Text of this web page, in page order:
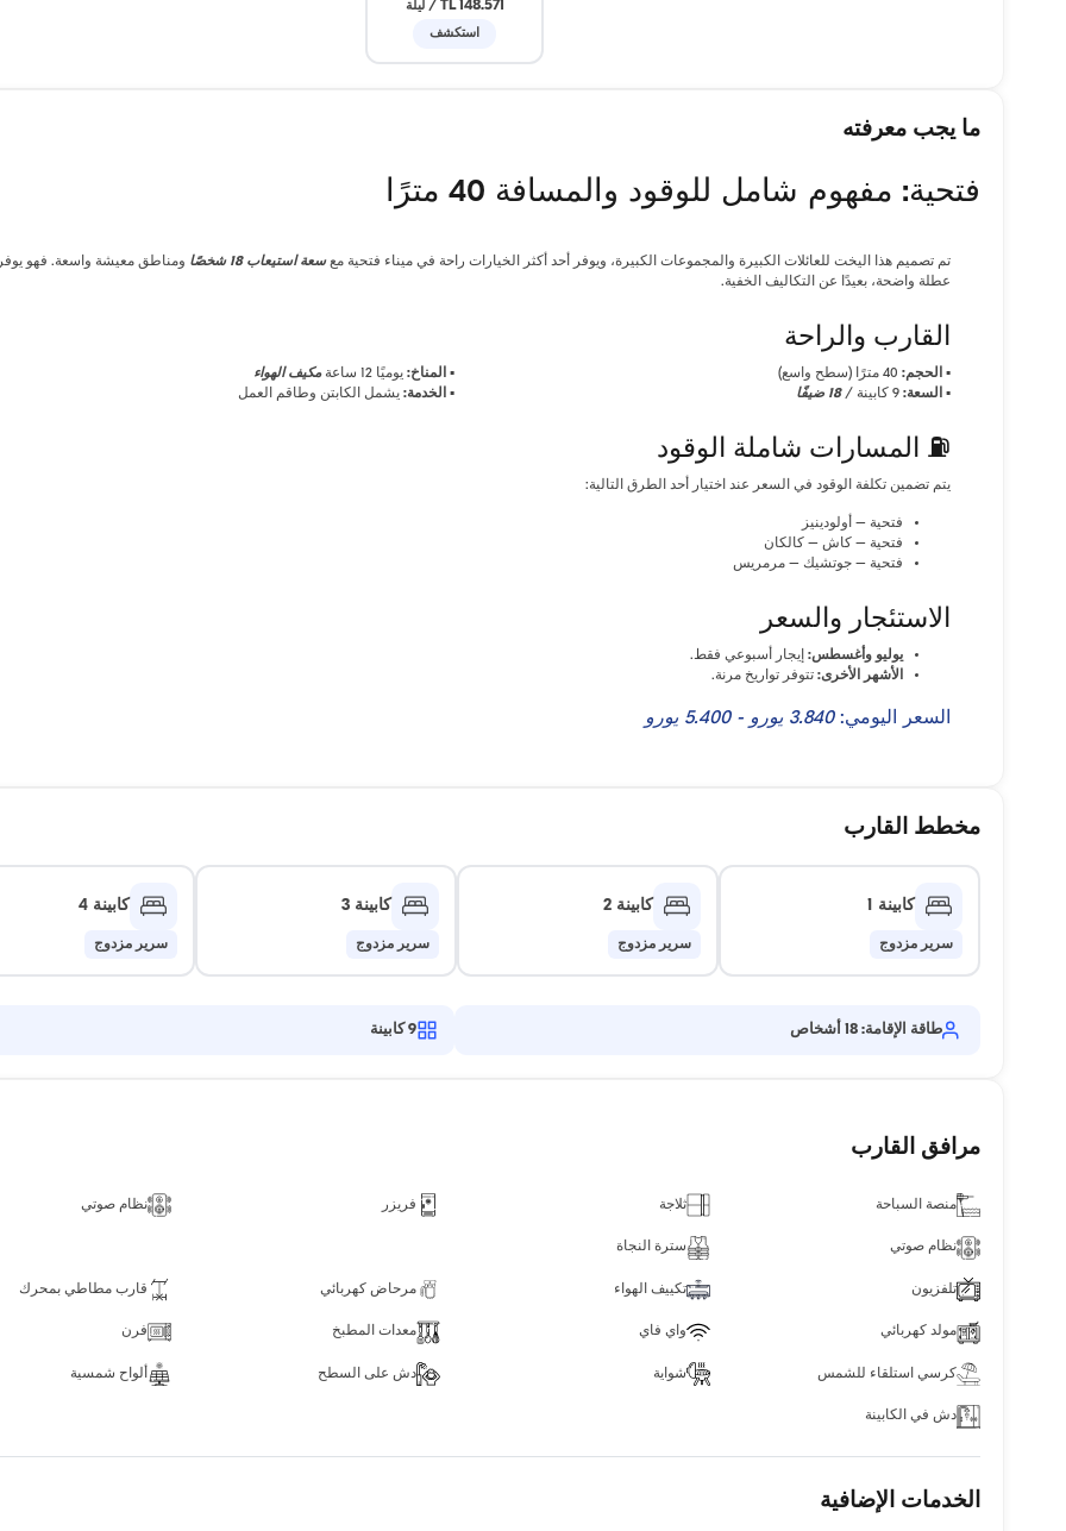
148.571 TL
/ليلة
استكشف
ما يجب معرفته
فتحية: مفهوم شامل للوقود والمسافة 40 مترًا
تم تصميم هذا اليخت للعائلات الكبيرة والمجموعات الكبيرة، ويوفر أحد أكثر الخيارات راحة في ميناء فتحية معسعة استيعاب 18 شخصًا
ومناطق معيشة واسعة. فهو
عطلة واضحة، بعيدًا عن التكاليف الخفية.
القارب والراحة
▪ الحجم:
▪ السعة: 18 ضيفًا
▪ المناخ: يوميًا 12 ساعة
مكيف الهواء
▪ الخدمة: يشمل الكابتن وطاقم العمل
⛽ المسارات شاملة الوقود
يتم تضمين تكلفة الوقود في السعر عند اختيار أحد الطرق التالية:
فتحية – أولودينيز
فتحية – كاش – كالكان
فتحية – جوتشيك – مرمريس
الاستئجار والسعر
يوليو وأغسطس: إيجار أسبوعي فقط.
الأشهر الأخرى: تتوفر تواريخ مرنة.
السعر اليومي:3.840 يورو - 5.400 يورو
مخطط القارب
كابينة 1
سرير مزدوج
كابينة 2
سرير مزدوج
كابينة 3
سرير مزدوج
كابينة 4
سرير مزدوج
طاقة الإقامة: 18 أشخاص 9 كابينة
مرافق القارب
منصة السباحة ثلاجة فريزر نظام صوتي
نظام صوتي سترة النجاة
تلفزيون تكييف الهواء مرحاض كهربائي قارب مطاطي بمحرك
مولد كهربائي واي فاي معدات المطبخ فرن
كرسي استلقاء للشمس شواية دش على السطح ألواح شمسية
دش في الكابينة
الخدمات الإضافية